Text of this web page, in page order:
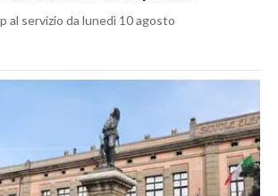
al servizio da lunedì 10 agosto